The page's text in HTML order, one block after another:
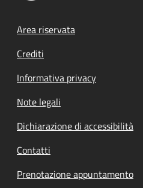
Footer menu
Area riservata
Crediti
Informativa privacy
Note legali
Dichiarazione di accessibilità
Contatti
Prenotazione appuntamento